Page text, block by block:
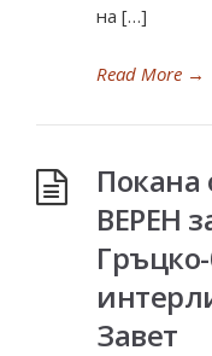
на […]
Read More →
Покана
ВЕРЕН
Завет